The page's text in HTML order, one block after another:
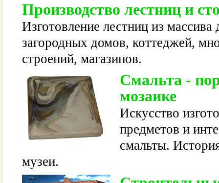
Производство лестниц и
Изготовление лестниц из массива
загородных домов, коттеджей,
строений, магазинов.
Смальта -
мозаике
Искусство
предметов и
смальты.
музеи.